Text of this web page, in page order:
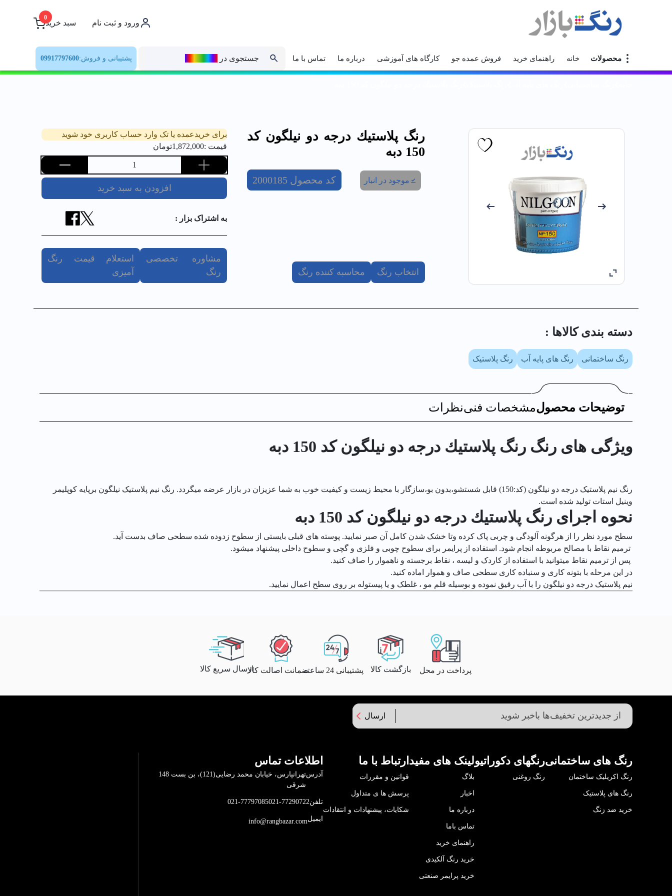
ورود و ثبت نام سبد خرید
0
محصولات خانه راهنمای خرید فروش عمده جو کارگاه های آموزشی درباره ما تماس با ما جستجوی در پشتیبانی و فروش:09917797600
رنگ پلاستيك درجه دو نیلگون کد
150 دبه
موجود در انبار کد محصول 2000185
انتخاب رنگ محاسبه کننده رنگ
برای خریدعمده یا تک وارد حساب کاربری خود شوید
قیمت :1,872,000تومان
1
افزودن به سبد خرید
به اشتراک بزار :
مشاوره تخصصی
رنگ
استعلام قیمت رنگ
آمیزی
دسته بندی کالا‌ها :
رنگ ساختمانی رنگ های پایه آب رنگ پلاستیک
توضیحات محصولمشخصات فنینظرات
ویژگی های رنگ رنگ پلاستيك درجه دو نیلگون کد 150 دبه
رنگ نیم پلاستیک درجه دو نیلگون (کد:150) قابل شستشو،بدون بو،سازگار با محیط زیست و کیفیت خوب به شما عزیزان در بازار عرضه میگردد. رنگ نیم پلاستیک نیلگون برپایه كوپليمر
وینیل استات تولید شده است.
نحوه اجرای رنگ پلاستيك درجه دو نیلگون کد 150 دبه
سطح مورد نظر را از هرگونه آلودگی و چربی پاک کرده وتا خشک شدن کامل آن صبر نمایید. پوسته های قبلی بایستی از سطوح زدوده شده سطحی صاف بدست آید.
ترمیم نقاط با مصالح مربوطه انجام شود. استفاده از پرایمر برای سطوح چوبی و فلزی و گچی و سطوح داخلی پیشنهاد میشود.
پس از ترمیم نقاط میتوانید با استفاده از کاردک و لیسه ، نقاط برجسته و ناهموار را صاف کنید.
در این مرحله با بتونه کاری و سنباده کاری سطحی صاف و هموار اماده کنید.
نیم پلاستیک درجه دو نیلگون را با آب رقیق نموده و بوسیله قلم مو ، غلطک و یا پیستوله بر روی سطح اعمال نمایید.
پرداخت در محل بازگشت کالا پشتیبانی 24 ساعته ضمانت اصالت کالاارسال سریع کالا
ارسال
رنگ های ساختمانی
رنگ اکریلیک ساختمان
رنگ های پلاستیک
خرید ضد زنگ
رنگهای دکوراتیو
رنگ روغنی
لینک های مفید
بلاگ
اخبار
درباره ما
تماس باما
راهنمای خرید
خرید رنگ آلکیدی
خرید پرایمر صنعتی
ارتباط با ما
قوانین و مقررات
پرسش ها ی متداول
شکایات، پیشنهادات و انتقادات
اطلاعات تماس
آدرس
تهرانپارس، خیابان محمد رضایی(121)، بن بست 148
شرقی
تلفن021-77290722
021-77797085
ایمیلinfo@rangbazar.com